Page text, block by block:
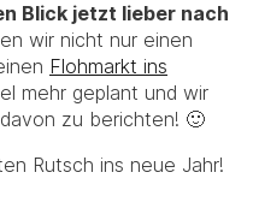
Blick jetzt lieber nach
wir nicht nur einen
Flohmarkt ins
mehr geplant und wir
zu berichten! 🙂
Rutsch ins neue Jahr!